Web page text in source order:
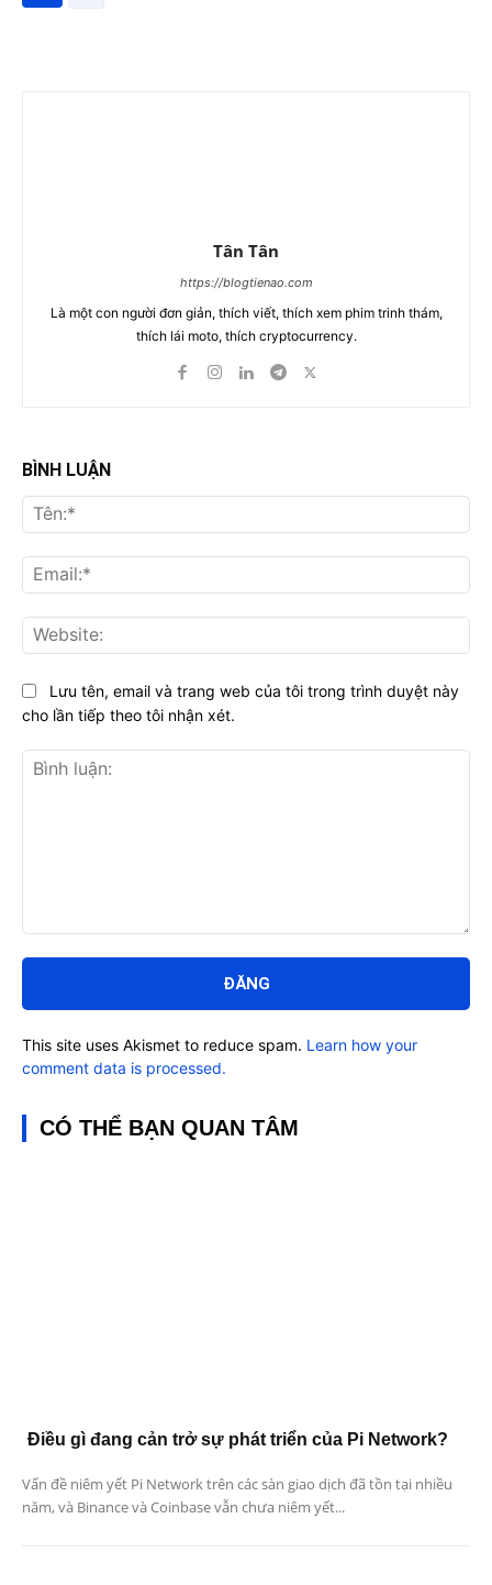
Tân Tân
https://blogtienao.com
Là một con người đơn giản, thích viết, thích xem phim trinh thám,
thích lái moto, thích cryptocurrency.
BÌNH LUẬN
luận:
Lưu tên, email và trang web của tôi trong trình duyệt này
cho lần tiếp theo tôi nhận xét.
This site uses Akismet to reduce spam. Learn how your
comment data is processed.
CÓ THỂ BẠN QUAN TÂM
Điều gì đang cản trở sự phát triển của Pi Network?
Vấn đề niêm yết Pi Network trên các sàn giao dịch đã tồn tại nhiều
năm, và Binance và Coinbase vẫn chưa niêm yết...